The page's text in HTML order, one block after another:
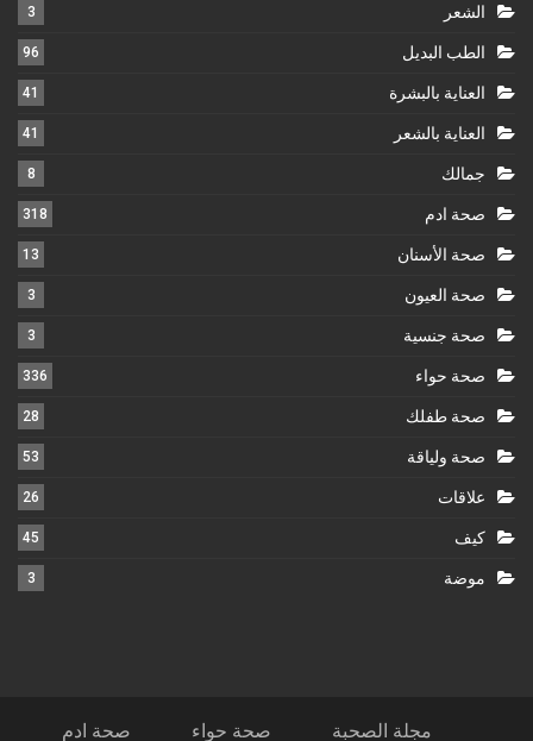
الشعر 3
الطب البديل 96
العناية بالبشرة 41
العناية بالشعر 41
جمالك 8
صحة ادم 318
صحة الأسنان 13
صحة العيون 3
صحة جنسية 3
صحة حواء 336
صحة طفلك 28
صحة ولياقة 53
علاقات 26
كيف 45
موضة 3
مجلة الصحبة صحة حواء صحة ادم